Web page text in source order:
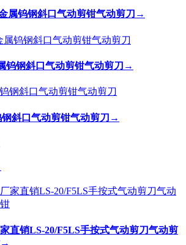
属钨钢斜口气动剪钳气动剪刀 →
钨钢斜口气动剪钳气动剪刀 →
斜口气动剪钳气动剪刀 →
直销LS-20/F5LS手按式气动剪刀气动剪
→